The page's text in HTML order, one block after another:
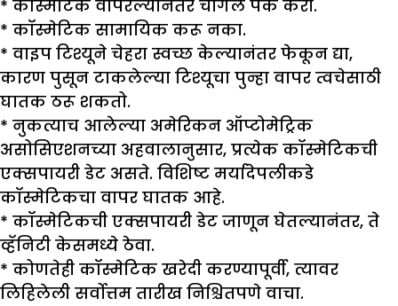
* कॉस्मेटिक वापरल्यानंतर चांगले पॅक करा.
* कॉस्मेटिक सामायिक करू नका.
* वाइप टिश्यूने चेहरा स्वच्छ केल्यानंतर फेकून द्या,
कारण पुसून टाकलेल्या टिश्यूचा पुन्हा वापर त्वचेसाठी
घातक ठरू शकतो.
* नुकत्याच आलेल्या अमेरिकन ऑप्टोमेट्रिक
असोसिएशनच्या अहवालानुसार, प्रत्येक कॉस्मेटिकची
एक्सपायरी डेट असते. विशिष्ट मर्यादेपलीकडे
कॉस्मेटिकचा वापर घातक आहे.
* कॉस्मेटिकची एक्सपायरी डेट जाणून घेतल्यानंतर, ते
व्हॅनिटी केसमध्ये ठेवा.
* कोणतेही कॉस्मेटिक खरेदी करण्यापूर्वी, त्यावर
लिहिलेली सर्वोत्तम तारीख निश्चितपणे वाचा.